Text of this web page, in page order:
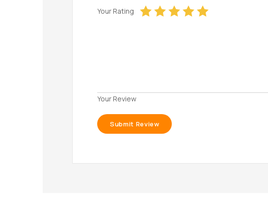
Your Rating
Your Review